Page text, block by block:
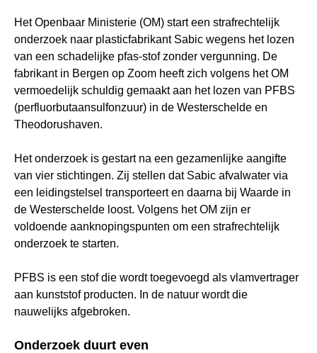
Het Openbaar Ministerie (OM) start een strafrechtelijk
onderzoek naar plasticfabrikant Sabic wegens het lozen
van een schadelijke pfas-stof zonder vergunning. De
fabrikant in Bergen op Zoom heeft zich volgens het OM
vermoedelijk schuldig gemaakt aan het lozen van PFBS
(perfluorbutaansulfonzuur) in de Westerschelde en
Theodorushaven.
Het onderzoek is gestart na een gezamenlijke aangifte
van vier stichtingen. Zij stellen dat Sabic afvalwater via
een leidingstelsel transporteert en daarna bij Waarde in
de Westerschelde loost. Volgens het OM zijn er
voldoende aanknopingspunten om een strafrechtelijk
onderzoek te starten.
PFBS is een stof die wordt toegevoegd als vlamvertrager
aan kunststof producten. In de natuur wordt die
nauwelijks afgebroken.
Onderzoek duurt even